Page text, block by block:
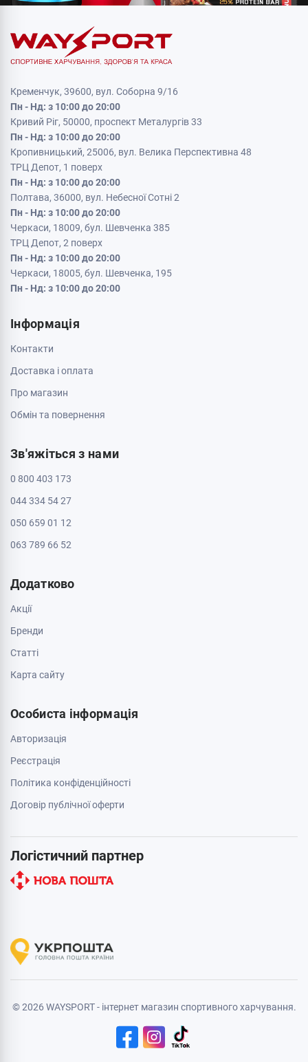
Кременчук, 39600, вул. Соборна 9/16
Пн - Нд: з 10:00 до 20:00
Кривий Ріг, 50000, проспект Металургів 33
Пн - Нд: з 10:00 до 20:00
Кропивницький, 25006, вул. Велика Перспективна 48
ТРЦ Депот, 1 поверх
Пн - Нд: з 10:00 до 20:00
Полтава, 36000, вул. Небесної Сотні 2
Пн - Нд: з 10:00 до 20:00
Черкаси, 18009, бул. Шевченка 385
ТРЦ Депот, 2 поверх
Пн - Нд: з 10:00 до 20:00
Черкаси, 18005, бул. Шевченка, 195
Пн - Нд: з 10:00 до 20:00
Інформація
Контакти
Доставка і оплата
Про магазин
Обмін та повернення
Зв'яжіться з нами
0 800 403 173
044 334 54 27
050 659 01 12
063 789 66 52
Додатково
Акції
Бренди
Cтатті
Карта сайту
Особиста інформація
Авторизація
Реєстрація
Політика конфіденційності
Договір публічної оферти
Логістичний партнер
© 2026 WAYSPORT - інтернет магазин спортивного харчування.